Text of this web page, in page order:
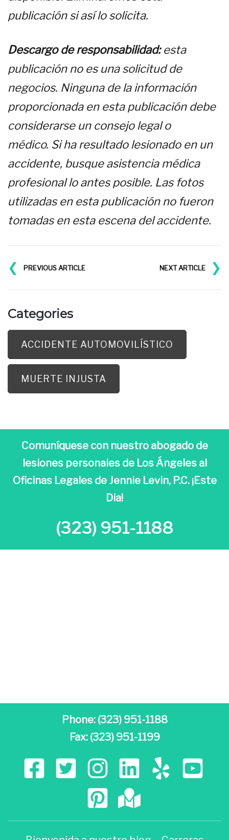
publicación si así lo solicita.
Descargo de responsabilidad:esta
publicación no es una solicitud de
negocios. Ninguna de la información
proporcionada en esta publicación debe
considerarse un consejo legal o
médico. Si ha resultado lesionado en un
accidente, busque asistencia médica
profesional lo antes posible. Las fotos
utilizadas en esta publicación no fueron
tomadas en esta escena del accidente.
PREVIOUS ARTICLE
❮ NEXT ARTICLE ❯
Categories
ACCIDENTE AUTOMOVILÍSTICO
MUERTE INJUSTA
Comuníquese con nuestro abogado de
lesiones personales de Los Ángeles al
Oficinas Legales de Jennie Levin, P.C. ¡Este
Dia!
(323) 951-1188
Phone: (323) 951-1188
Fax: (323) 951-1199